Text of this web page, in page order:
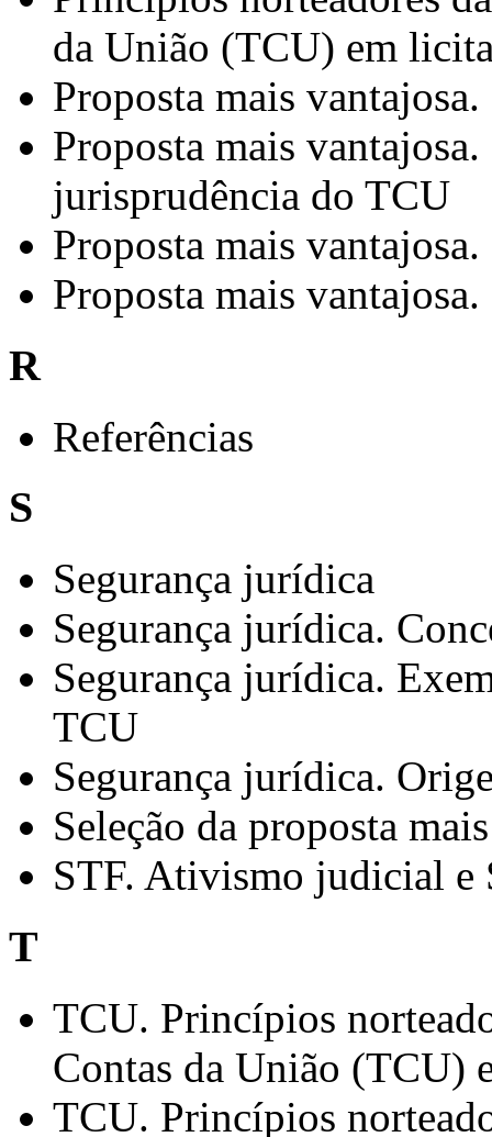
da União (TCU) em
Proposta mais
Proposta mais
jurisprudência do TCU
Proposta mais
Proposta mais vantajosa.
R
Referências
S
Segurança jurídica
Segurança jurídica.
Segurança jurídica.
TCU
Segurança jurídica.
Seleção da proposta
STF. Ativismo judicial e
T
TCU. Princípios
Contas da União (TCU)
TCU. Princípios